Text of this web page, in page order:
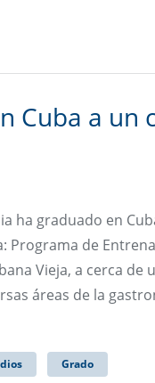
Cuba a
ha graduado en
Programa de
Vieja, a cerca
áreas de la
Grado